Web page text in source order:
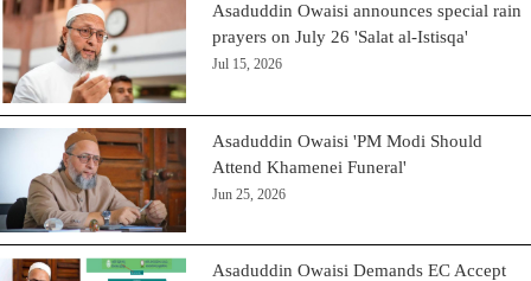
Asaduddin Owaisi announces special rain
prayers on July 26 'Salat al-Istisqa'
Jul 15, 2026
Asaduddin Owaisi 'PM Modi Should
Attend Khamenei Funeral'
Jun 25, 2026
Asaduddin Owaisi Demands EC Accept